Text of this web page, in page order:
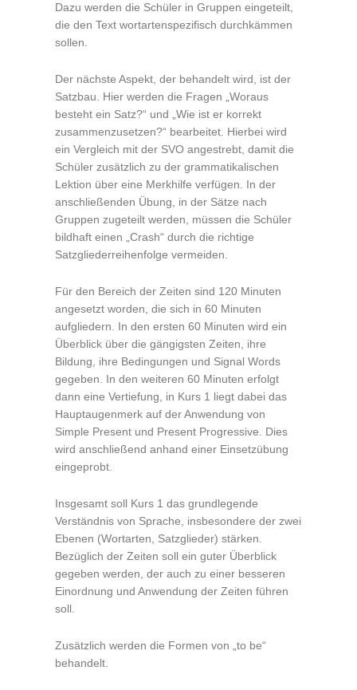
Dazu werden die Schüler in Gruppen eingeteilt,
die den Text wortartenspezifisch durchkämmen
sollen.
Der nächste Aspekt, der behandelt wird, ist der
Satzbau. Hier werden die Fragen „Woraus
besteht ein Satz?“ und „Wie ist er korrekt
zusammenzusetzen?“ bearbeitet. Hierbei wird
ein Vergleich mit der SVO angestrebt, damit die
Schüler zusätzlich zu der grammatikalischen
Lektion über eine Merkhilfe verfügen. In der
anschließenden Übung, in der Sätze nach
Gruppen zugeteilt werden, müssen die Schüler
bildhaft einen „Crash“ durch die richtige
Satzgliederreihenfolge vermeiden.
Für den Bereich der Zeiten sind 120 Minuten
angesetzt worden, die sich in 60 Minuten
aufgliedern. In den ersten 60 Minuten wird ein
Überblick über die gängigsten Zeiten, ihre
Bildung, ihre Bedingungen und Signal Words
gegeben. In den weiteren 60 Minuten erfolgt
dann eine Vertiefung, in Kurs 1 liegt dabei das
Hauptaugenmerk auf der Anwendung von
Simple Present und Present Progressive. Dies
wird anschließend anhand einer Einsetzübung
eingeprobt.
Insgesamt soll Kurs 1 das grundlegende
Verständnis von Sprache, insbesondere der zwei
Ebenen (Wortarten, Satzglieder) stärken.
Bezüglich der Zeiten soll ein guter Überblick
gegeben werden, der auch zu einer besseren
Einordnung und Anwendung der Zeiten führen
soll.
Zusätzlich werden die Formen von „to be“
behandelt.